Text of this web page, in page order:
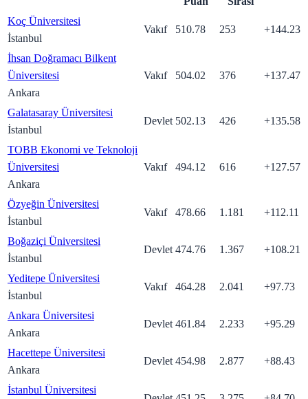
Koç Üniversitesi
İstanbul
Vakıf 510.78 253 +144.23
İhsan Doğramacı Bilkent
Üniversitesi
Ankara
Vakıf 504.02 376 +137.47
Galatasaray Üniversitesi
İstanbul
Devlet 502.13 426 +135.58
TOBB Ekonomi ve Teknoloji
Üniversitesi
Ankara
Vakıf 494.12 616 +127.57
Özyeğin Üniversitesi
İstanbul
Vakıf 478.66 1.181 +112.11
Boğaziçi Üniversitesi
İstanbul
Devlet 474.76 1.367 +108.21
Yeditepe Üniversitesi
İstanbul
Vakıf 464.28 2.041 +97.73
Ankara Üniversitesi
Ankara
Devlet 461.84 2.233 +95.29
Hacettepe Üniversitesi
Ankara
Devlet 454.98 2.877 +88.43
İstanbul Üniversitesi